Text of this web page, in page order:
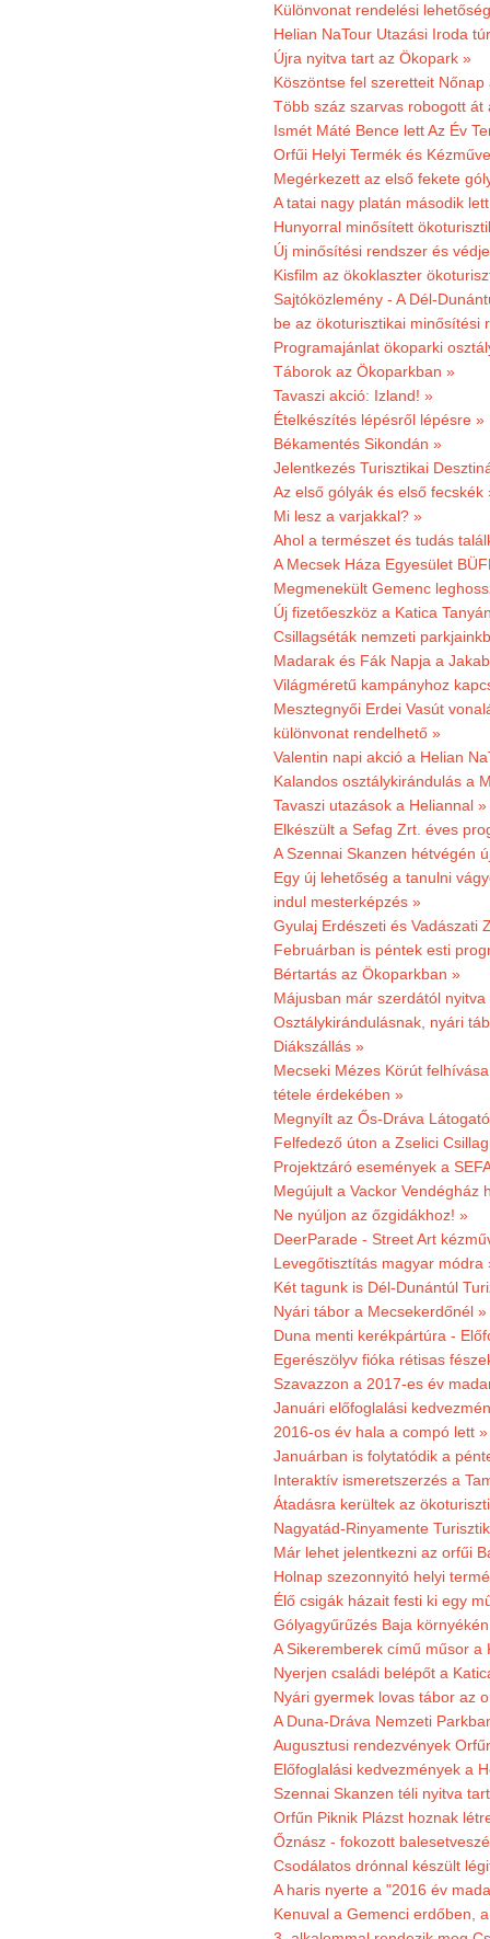
Különvonat rendelési
Helian NaTour Utazási Iroda
Újra nyitva tart az Ökopark »
Köszöntse fel szeretteit
Több száz szarvas robogott át
Ismét Máté Bence lett Az Év
Orfűi Helyi Termék és
Megérkezett az első fekete
A tatai nagy platán második
Hunyorral minősített
Új minősítési rendszer és
Kisfilm az ökoklaszter
Sajtóközlemény - A Dél-
be az ökoturisztikai minősítési
Programajánlat ökoparki
Táborok az Ökoparkban »
Tavaszi akció: Izland! »
Ételkészítés lépésről lépésre »
Békamentés Sikondán »
Jelentkezés Turisztikai
Az első gólyák és első fecskék
Mi lesz a varjakkal? »
Ahol a természet és tudás
A Mecsek Háza Egyesület
Megmenekült Gemenc
Új fizetőeszköz a Katica
Csillagséták nemzeti
Madarak és Fák Napja a
Világméretű kampányhoz
Mesztegnyői Erdei Vasút
különvonat rendelhető »
Valentin napi akció a Helian
Kalandos osztálykirándulás a
Tavaszi utazások a Heliannal »
Elkészült a Sefag Zrt. éves
A Szennai Skanzen hétvégén
Egy új lehetőség a tanulni
indul mesterképzés »
Gyulaj Erdészeti és Vadászati
Februárban is péntek esti
Bértartás az Ökoparkban »
Májusban már szerdától
Osztálykirándulásnak, nyári
Diákszállás »
Mecseki Mézes Körút
tétele érdekében »
Megnyílt az Ős-Dráva
Felfedező úton a Zselici
Projektzáró események a
Megújult a Vackor Vendégház
Ne nyúljon az őzgidákhoz! »
DeerParade - Street Art
Levegőtisztítás magyar módra
Két tagunk is Dél-Dunántúl
Nyári tábor a Mecsekerdőnél »
Duna menti kerékpártúra -
Egerészölyv fióka rétisas
Szavazzon a 2017-es év
Januári előfoglalási
2016-os év hala a compó lett »
Januárban is folytatódik a
Interaktív ismeretszerzés a
Átadásra kerültek az
Nagyatád-Rinyamente
Már lehet jelentkezni az orfűi
Holnap szezonnyitó helyi
Élő csigák házait festi ki egy
Gólyagyűrűzés Baja
A Sikeremberek című műsor a
Nyerjen családi belépőt a
Nyári gyermek lovas tábor az
A Duna-Dráva Nemzeti
Augusztusi rendezvények
Előfoglalási kedvezmények a
Szennai Skanzen téli nyitva
Orfűn Piknik Plázst hoznak
Őznász - fokozott
Csodálatos drónnal készült
A haris nyerte a "2016 év
Kenuval a Gemenci erdőben,